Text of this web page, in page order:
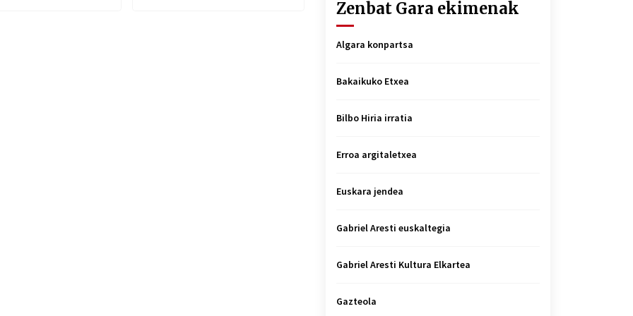
Zenbat Gara ekimenak
Algara konpartsa
Bakaikuko Etxea
Bilbo Hiria irratia
Erroa argitaletxea
Euskara jendea
Gabriel Aresti euskaltegia
Gabriel Aresti Kultura Elkartea
Gazteola